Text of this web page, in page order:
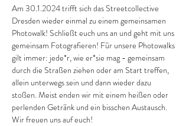
Am 30.1.2024 trifft sich das Streetcollective
Dresden wieder einmal zu einem gemeinsamen
Photowalk! Schließt euch uns an und geht mit uns
gemeinsam Fotografieren! Für unsere Photowalks
gilt immer: jede*r, wie er*sie mag - gemeinsam
durch die Straßen ziehen oder am Start treffen,
allein unterwegs sein und dann wieder dazu
stoßen. Meist enden wir mit einem heißen oder
perlenden Getränk und ein bisschen Austausch.
Wir freuen uns auf euch!